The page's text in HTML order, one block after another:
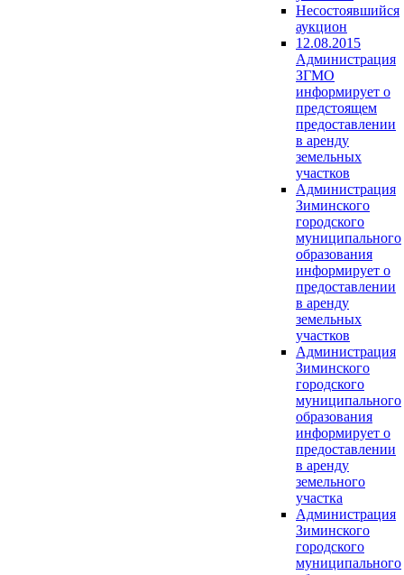
Несостоявшийся
аукцион
12.08.2015
Администрация
ЗГМО
информирует о
предстоящем
предоставлении
в аренду
земельных
участков
Администрация
Зиминского
городского
муниципального
образования
информирует о
предоставлении
в аренду
земельных
участков
Администрация
Зиминского
городского
муниципального
образования
информирует о
предоставлении
в аренду
земельного
участка
Администрация
Зиминского
городского
муниципального